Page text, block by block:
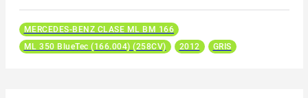
MERCEDES-BENZ CLASE ML BM 166
ML 350 BlueTec (166.004) (258CV)
2012 GRIS